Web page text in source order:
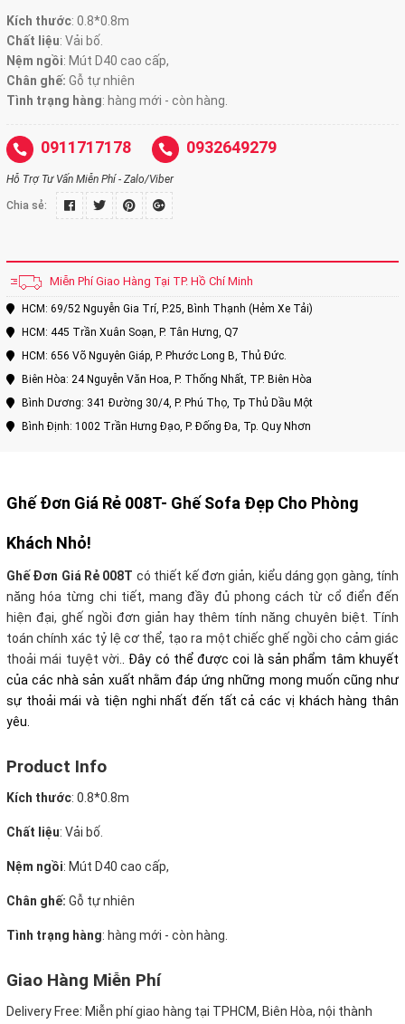
Kích thước: 0.8*0.8m
Chất liệu: Vải bố.
Nệm ngồi: Mút D40 cao cấp,
Chân ghế: Gỗ tự nhiên
Tình trạng hàng: hàng mới - còn hàng.
0911717178 0932649279
Hỗ Trợ Tư Vấn Miễn Phí - Zalo/Viber
Chia sẻ:
Miễn Phí Giao Hàng Tại TP. Hồ Chí Minh
HCM: 69/52 Nguyễn Gia Trí, P.25, Bình Thạnh (Hẻm Xe Tải)
HCM: 445 Trần Xuân Soạn, P. Tân Hưng, Q7
HCM: 656 Võ Nguyên Giáp, P. Phước Long B, Thủ Đức.
Biên Hòa: 24 Nguyễn Văn Hoa, P. Thống Nhất, TP. Biên Hòa
Bình Dương: 341 Đường 30/4, P. Phú Thọ, Tp Thủ Dầu Một
Bình Định: 1002 Trần Hưng Đạo, P. Đống Đa, Tp. Quy Nhơn
Ghế Đơn Giá Rẻ 008T- Ghế Sofa Đẹp Cho Phòng
Khách Nhỏ!
Ghế Đơn Giá Rẻ 008T có thiết kế đơn giản, kiểu dáng gọn gàng, tính
năng hóa từng chi tiết, mang đầy đủ phong cách từ cổ điển đến
hiện đại, ghế ngồi đơn giản hay thêm tính năng chuyên biệt. Tính
toán chính xác tỷ lệ cơ thể, tạo ra một chiếc ghế ngồi cho cảm giác
thoải mái tuyệt vời.. Đây có thể được coi là sản phẩm tâm khuyết
của các nhà sản xuất nhằm đáp ứng những mong muốn cũng như
sự thoải mái và tiện nghi nhất đến tất cả các vị khách hàng thân
yêu.
Product Info
Kích thước: 0.8*0.8m
Chất liệu: Vải bố.
Nệm ngồi: Mút D40 cao cấp,
Chân ghế: Gỗ tự nhiên
Tình trạng hàng: hàng mới - còn hàng.
Giao Hàng Miễn Phí
Delivery Free: Miễn phí giao hàng tại TPHCM, Biên Hòa, nội thành